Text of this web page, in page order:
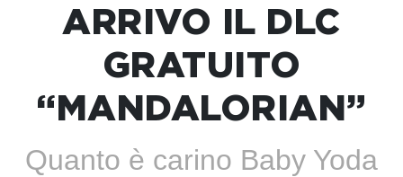
ARRIVO IL DLC
GRATUITO
“MANDALORIAN”
Quanto è carino Baby Yoda